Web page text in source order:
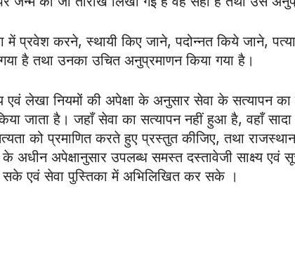
में प्रवेश करने, स्थायी किए जाने, पदोन्नत किये जाने,
है तथा उनका उचित अनुप्रमाणन किया गया है।
एवं लेखा नियमों की अपेक्षा के अनुसार सेवा के सत्यापन का
जाता है। जहाँ सेवा का सत्यापन नहीं हुआ है, वहाँ
को प्रमाणित करते हुए प्रस्तुत कीजिए, तथा
अपेक्षानुसार उपलब्ध समस्त दस्तावेजी साक्ष्य एवं
सके एवं सेवा पुस्तिका में अभिलिखित कर सके ।